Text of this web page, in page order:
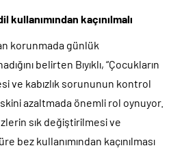
kaçınılmalı
korunmada günlük
belirten Bıyıklı, “Çocukların
ve kabızlık sorununun kontrol
azaltmada önemli rol oynuyor.
sık değiştirilmesi ve
bez kullanımından kaçınılması